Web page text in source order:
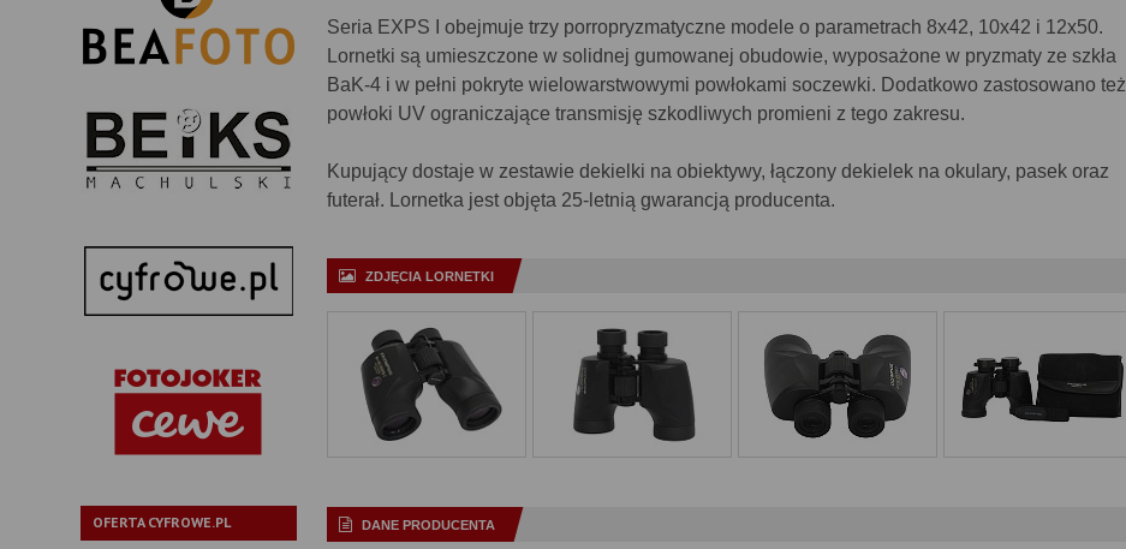
OFERTA CYFROWE.PL
Seria EXPS I obejmuje trzy porropryzmatyczne modele o parametrach 8x42, 10x42 i 12x50.
Lornetki są umieszczone w solidnej gumowanej obudowie, wyposażone w pryzmaty ze szkła
BaK-4 i w pełni pokryte wielowarstwowymi powłokami soczewki. Dodatkowo zastosowano też
powłoki UV ograniczające transmisję szkodliwych promieni z tego zakresu.
Kupujący dostaje w zestawie dekielki na obiektywy, łączony dekielek na okulary, pasek oraz
futerał. Lornetka jest objęta 25-letnią gwarancją producenta.
ZDJĘCIA LORNETKI
DANE PRODUCENTA